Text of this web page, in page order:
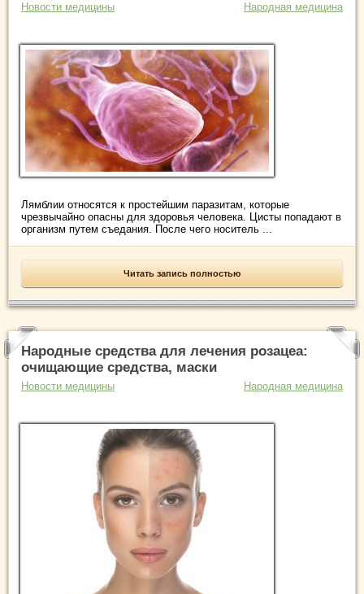
Новости медицины Народная медицина
Лямблии относятся к простейшим паразитам, которые
чрезвычайно опасны для здоровья человека. Цисты попадают в
организм путем съедания. После чего носитель ...
Читать запись полностью
Народные средства для лечения розацеа:
очищающие средства, маски
Новости медицины Народная медицина